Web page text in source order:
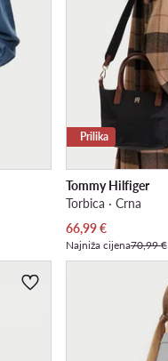
Prilika
Tommy Hilfiger
Torbica · Crna
Trenutna cijena
66,99€
Najniža cijena70,99 €